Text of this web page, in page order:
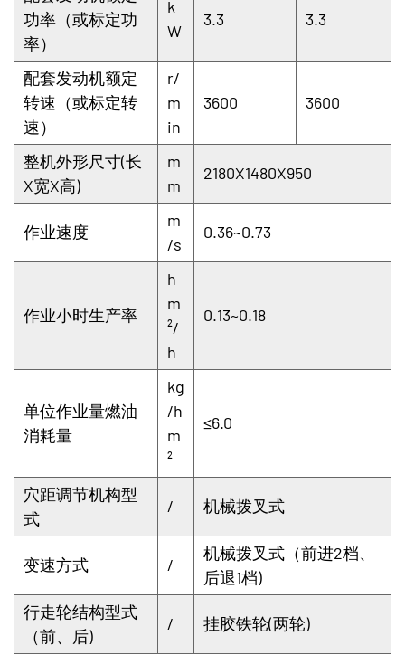
功率（或标定功
率）
k
W
3.3 3.3
配套发动机额定
转速（或标定转
速）
r/
m
in
3600 3600
整机外形尺寸(长
X宽X高)
m
m
2180X1480X950
作业速度
m
/s
0.36~0.73
作业小时生产率
h
m
²/
h
0.13~0.18
单位作业量燃油
消耗量
kg
/h
m
²
≤6.0
穴距调节机构型
式
/ 机械拨叉式
变速方式 /
机械拨叉式（前进2档、
后退1档)
行走轮结构型式
（前、后)
/ 挂胶铁轮(两轮)